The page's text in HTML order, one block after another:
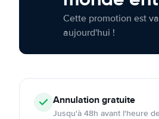
Cette promotion est
aujourd'hui !
Annulationgratuite
Jusqu'à 48h avant l'heure